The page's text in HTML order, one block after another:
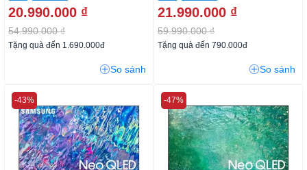
20.990.000 ₫
54.990.000 ₫
Tặng quà đến 1.690.000đ
So sánh
21.990.000 ₫
59.990.000 ₫
Tặng quà đến 790.000đ
So sánh
-43% -47%